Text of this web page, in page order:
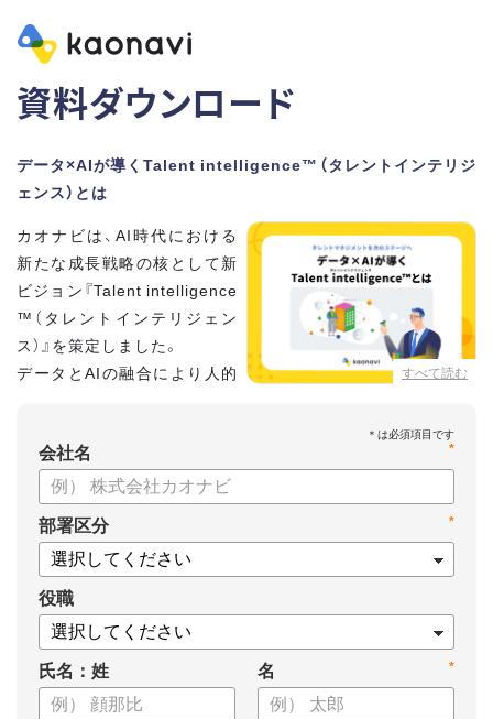
資料ダウンロード
データ×AIが導くTalent intelligence™（タレントインテリジ
ェンス）とは
すべて読む
カオナビは、AI時代における
新たな成長戦略の核として新
ビジョン『Talent intelligence
™（タレントインテリジェン
ス）』を策定しました。
データとAIの融合により人的
【資料の内容】
・新ビジョン「Talent intelligence™」実現へのロードマップ
・HRSaaS事業とHRSolution事業が循環する「Infinite Model」
・AI活用の土台、カオナビの「タレントマネジメント」でできる
こと
*
会社名
*
部署区分
役職
氏名：姓 *
名